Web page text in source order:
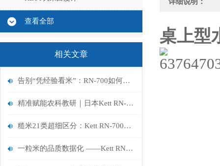
查看全部
相关文章
告别“凭经验看米”：RN-700如何为稻米科研注入“数据芯”动力？
精准赋能农科教研｜日本Kett RN-700大米外观品质判别器
糙米21类超细区分：Kett RN-700以科研级精度，重塑大米外观品质检测标准
一粒米的品质数据化 ——Kett RN-700 米质外观精准分析方案
桌上型